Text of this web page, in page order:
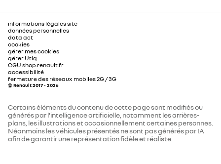
informations légales site
données personnelles
data act
cookies
gérer mes cookies
gérer Utiq
CGU shop.renault.fr
accessibilité
fermeture des réseaux mobiles 2G / 3G
© Renault 2017 - 2026
Certains éléments du contenu de cette page sont modifiés ou
générés par l'intelligence artificielle, notamment les arrières-
plans, les illustrations et occasionnellement certaines personnes.
Néanmoins les véhicules présentés ne sont pas générés par IA
afin de garantir une représentation fidèle et réaliste.